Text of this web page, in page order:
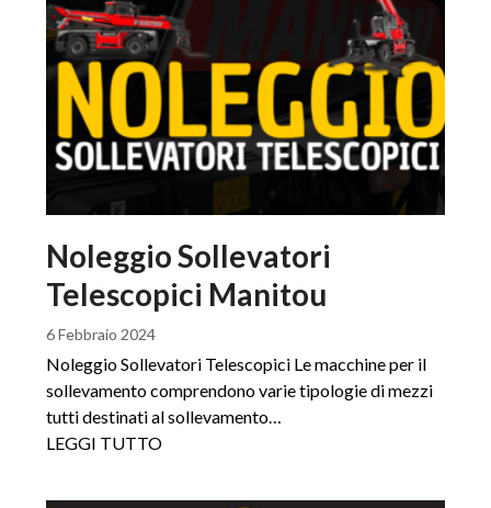
Noleggio Sollevatori
Telescopici Manitou
6 Febbraio 2024
Noleggio Sollevatori Telescopici Le macchine per il
sollevamento comprendono varie tipologie di mezzi
tutti destinati al sollevamento…
LEGGI TUTTO